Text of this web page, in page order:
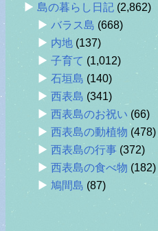
島の暮らし日記 (2,862)
バラス島 (668)
内地 (137)
子育て (1,012)
石垣島 (140)
西表島 (341)
西表島のお祝い (66)
西表島の動植物 (478)
西表島の行事 (372)
西表島の食べ物 (182)
鳩間島 (87)